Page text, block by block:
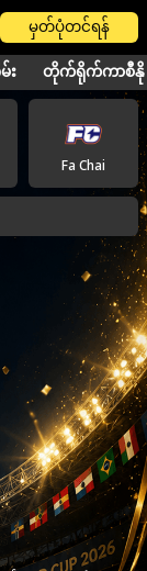
မှတ်ပုံတင်ရန်
း တိုက်ရိုက်ကာစီနို
Fa Chai